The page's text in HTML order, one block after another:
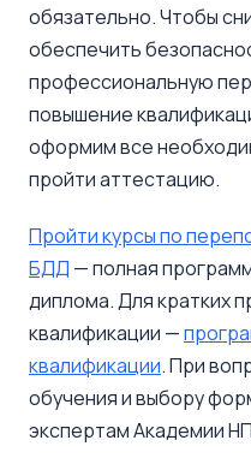
обязательно. Чтобы
обеспечить
профессиональную
повышение
оформим все
пройти аттестацию.
Пройти курсы по
БДД — полная
диплома. Для кратких
квалификации —
квалификации. При
обучения и выбору
экспертам Академии